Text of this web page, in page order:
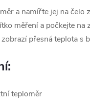
a namířte jej na čelo
měření a počkejte na
přesná teplota s
teploměr